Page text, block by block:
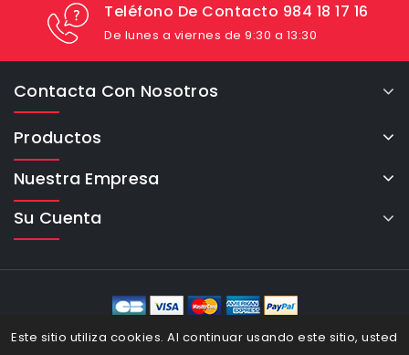
Teléfono De Contacto 984 18 17 16
De lunes a viernes de 9:30 a 13:30
Contacta Con Nosotros
Productos
Nuestra Empresa
Su Cuenta
Este sitio utiliza cookies. Al continuar usando este sitio, usted
eCommerce Cybertron © 2026